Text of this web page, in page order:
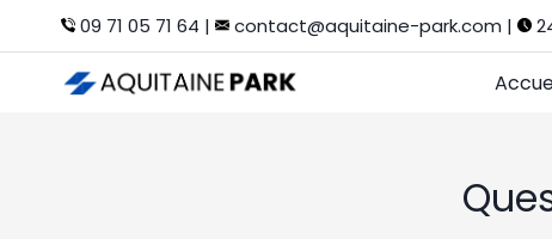
contenu
09 71 05 71 64 | contact@aquitaine-park.com |